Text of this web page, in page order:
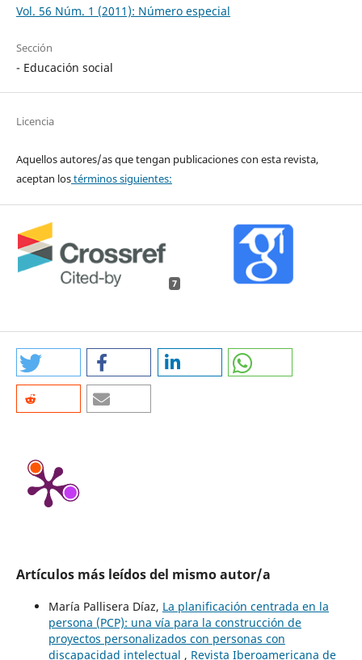
Vol. 56 Núm. 1 (2011): Número especial
Sección
- Educación social
Licencia
Aquellos autores/as que tengan publicaciones con esta revista,
aceptan lostérminos siguientes:
7
Artículos más leídos del mismo autor/a
María Pallisera Díaz, La planificación centrada en la
persona (PCP): una vía para la construcción de
proyectos personalizados con personas con
discapacidad intelectual , Revista Iberoamericana de